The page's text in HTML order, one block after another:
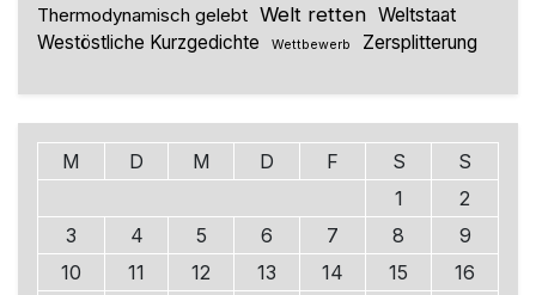
Thermodynamisch gelebt Welt retten Weltstaat
Westöstliche Kurzgedichte
Wettbewerb Zersplitterung
M D M D F S
S
1
2
3
4 5 6 7 8
9
10
11 12 13 14 15
16